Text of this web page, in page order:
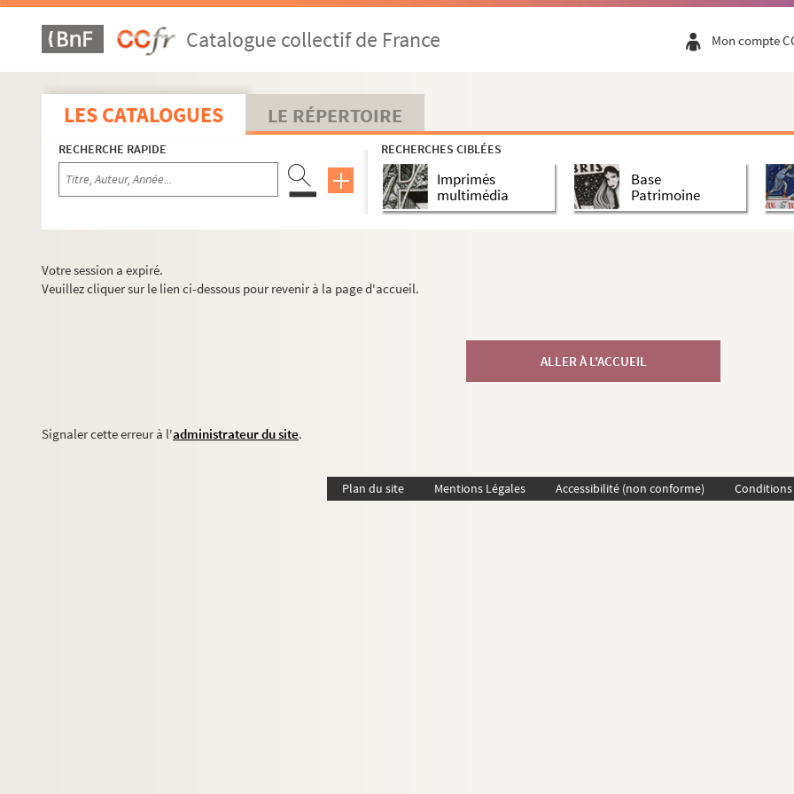
Catalogue collectif de France Mon compte
LES CATALOGUES LE RÉPERTOIRE
RECHERCHE RAPIDE RECHERCHES CIBLÉES
Imprimés
multimédia
Base
Patrimoine
Votre session a expiré.
Veuillez cliquer sur le lien ci-dessous pour revenir à la page d'accueil.
ALLER À L'ACCUEIL
Signaler cette erreur à l'administrateur du site.
Plan du site Mentions Légales Accessibilité (non conforme)